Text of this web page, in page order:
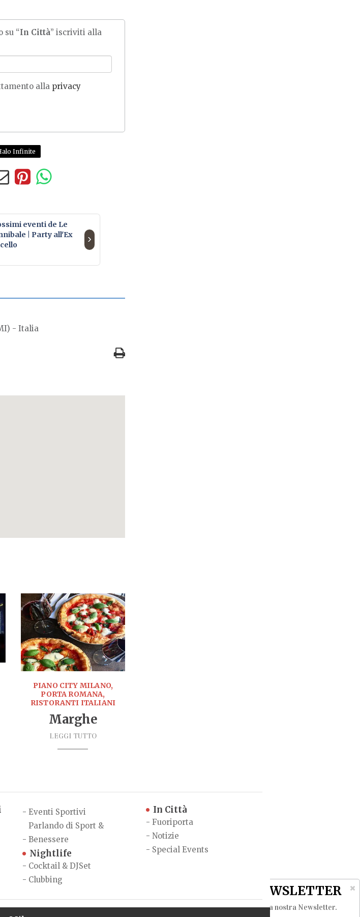
su “In Città” iscriviti alla
alla privacy
Infinite
eventi de Le
| Party all'Ex
›
- Italia
PIANO CITY MILANO,
PORTA ROMANA,
RISTORANTI ITALIANI
Marghe
LEGGI TUTTO
NEWSLETTER
Iscriviti alla nostra Newsletter.
- Eventi Sportivi
-
Parlando di Sport &
Benessere
Nightlife
- Cocktail & DJSet
- Clubbing
In Città
-Fuoriporta
-Notizie
- Special Events